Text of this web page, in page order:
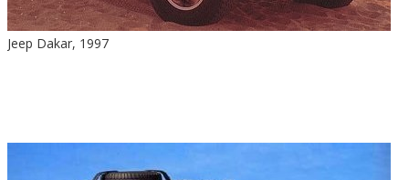
Jeep Dakar, 1997